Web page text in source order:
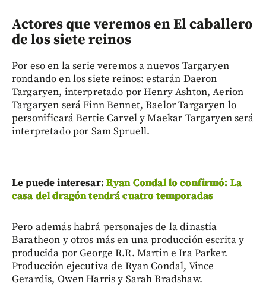
Actores que veremos en El caballero
de los siete reinos
Por eso en la serie veremos a nuevos Targaryen
rondando en los siete reinos: estarán Daeron
Targaryen, interpretado por Henry Ashton, Aerion
Targaryen será Finn Bennet, Baelor Targaryen lo
personificará Bertie Carvel y Maekar Targaryen será
interpretado por Sam Spruell.
Le puede interesar: Ryan Condal lo confirmó: La
casa del dragón tendrá cuatro temporadas
Pero además habrá personajes de la dinastía
Baratheon y otros más en una producción escrita y
producida por George R.R. Martin e Ira Parker.
Producción ejecutiva de Ryan Condal, Vince
Gerardis, Owen Harris y Sarah Bradshaw.